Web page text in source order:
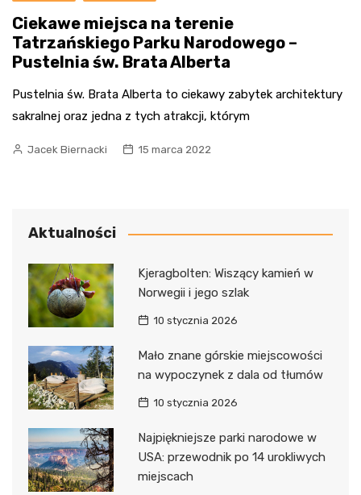
Ciekawe miejsca na terenie
Tatrzańskiego Parku Narodowego –
Pustelnia św. Brata Alberta
Pustelnia św. Brata Alberta to ciekawy zabytek architektury
sakralnej oraz jedna z tych atrakcji, którym
Jacek Biernacki 15 marca 2022
Aktualności
Kjeragbolten: Wiszący kamień w
Norwegii i jego szlak
10 stycznia 2026
Mało znane górskie miejscowości
na wypoczynek z dala od tłumów
10 stycznia 2026
Najpiękniejsze parki narodowe w
USA: przewodnik po 14 urokliwych
miejscach